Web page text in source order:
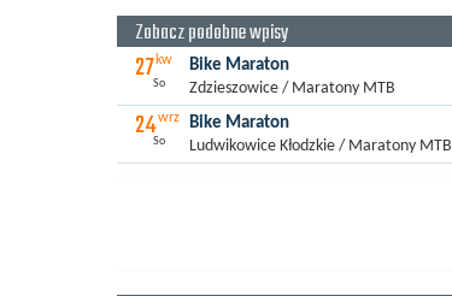
Zobacz podobne wpisy
27kw
So
Bike Maraton
Zdzieszowice / Maratony MTB
24wrz
So
Bike Maraton
Ludwikowice Kłodzkie / Maratony MTB